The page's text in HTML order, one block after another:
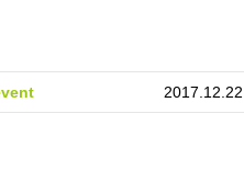
2017.12.22